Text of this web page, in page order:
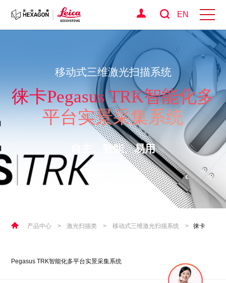
EN
移动式三维激光扫描系统
徕卡Pegasus TRK智能化多
平台实景采集系统
自主、智能、易用
产品中心 > 激光扫描类 > 移动式三维激光扫描系统 > 徕卡
Pegasus TRK智能化多平台实景采集系统